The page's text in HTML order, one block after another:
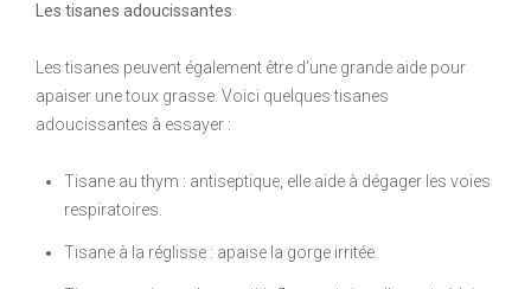
Les tisanes adoucissantes
Les tisanes peuvent également être d’une grande aide pour
apaiser une toux grasse. Voici quelques tisanes
adoucissantes à essayer :
Tisane au thym : antiseptique, elle aide à dégager les voies
respiratoires.
Tisane à la réglisse : apaise la gorge irritée.